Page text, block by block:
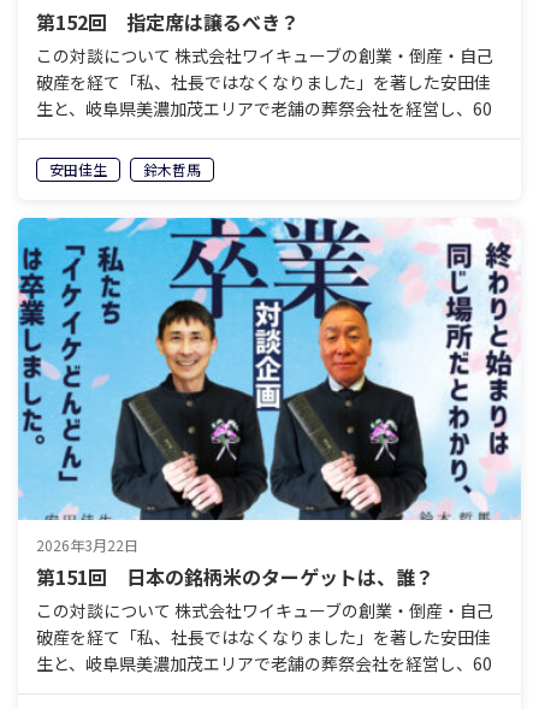
第152回 指定席は譲るべき？
この対談について 株式会社ワイキューブの創業・倒産・自己
破産を経て「私、社長ではなくなりました」を著した安田佳
生と、岐阜県美濃加茂エリアで老舗の葬祭会社を経営し、60
ど…安田佳生 鈴木哲馬
2026年3月22日
第151回 日本の銘柄米のターゲットは、誰？
この対談について 株式会社ワイキューブの創業・倒産・自己
破産を経て「私、社長ではなくなりました」を著した安田佳
生と、岐阜県美濃加茂エリアで老舗の葬祭会社を経営し、60